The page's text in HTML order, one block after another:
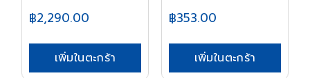
฿2,290.00
เพิ่มในตะกร้า
฿353.00
เพิ่มในตะกร้า